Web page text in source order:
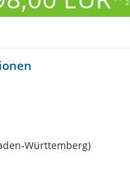
2
Württemberg)